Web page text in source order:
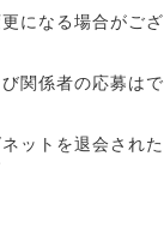
になる場合がござ
関係者の応募はで
ットを退会された